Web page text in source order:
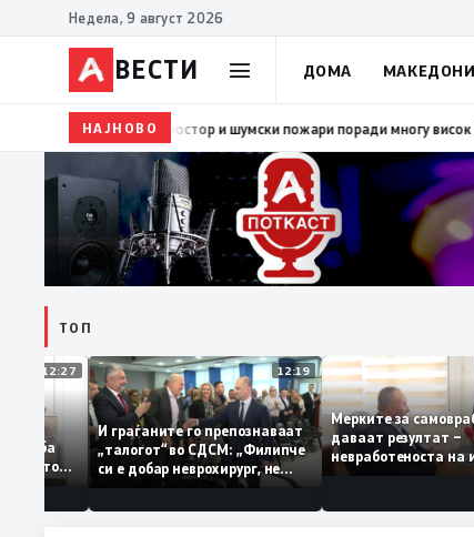
Недела, 9 август 2026
ВЕСТИ ДОМА
НАЈНОВО08:38ЦУК: Попладнево зголемен ризик од
ТОП
12:27
За
треба
12:19
И граѓаните го препознаваат
„талогот“ во СДСМ: „Филипче
си е добар неврохирург, не
треба се занимава со
Мерките за
даваат
невработеноста
најниско ниво од